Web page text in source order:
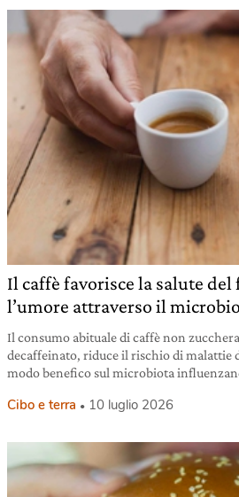
Il caffè favorisce la salute
l’umore attraverso il
Il consumo abituale di caffè non
decaffeinato, riduce il rischio di malattie
modo benefico sul microbiota
Cibo e terra 10 luglio 2026